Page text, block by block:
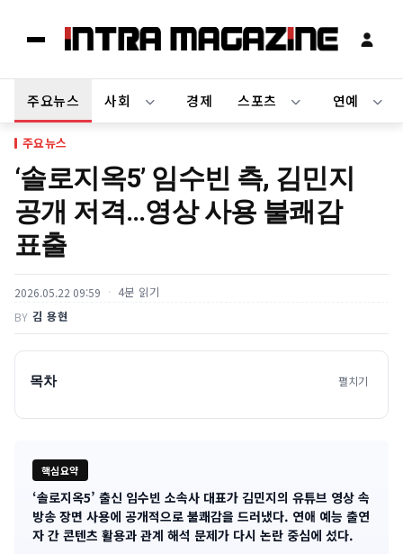
주요뉴스 사회 경제 스포츠 연예
주요뉴스
‘솔로지옥5’ 임수빈 측, 김민지
공개 저격…영상 사용 불쾌감
표출
2026.05.22 09:59 4분 읽기
BY 김 용현
목차 펼치기
핵심요약
기
사
‘솔로지옥5’ 출신 임수빈 소속사 대표가 김민지의 유튜브 영상 속
방송 장면 사용에 공개적으로 불쾌감을 드러냈다. 연애 예능 출연
자 간 콘텐츠 활용과 관계 해석 문제가 다시 논란 중심에 섰다.